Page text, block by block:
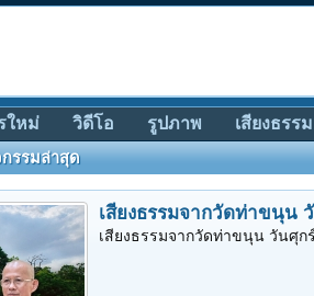
เสียงธรรมจากวัดท่าขนุน
เสียงธรรมจากวัดท่าขนุน วันศุ
รรมล่าสุด
ใหม่ วิดีโอ รูปภาพ เสียงธรรม